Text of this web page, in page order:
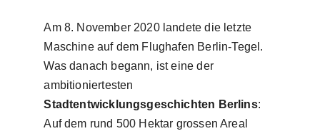
Am 8. November 2020 landete die letzte
Maschine auf dem Flughafen Berlin-Tegel.
Was danach begann, ist eine der
ambitioniertesten
Stadtentwicklungsgeschichten Berlins:
Auf dem rund 500 Hektar grossen Areal